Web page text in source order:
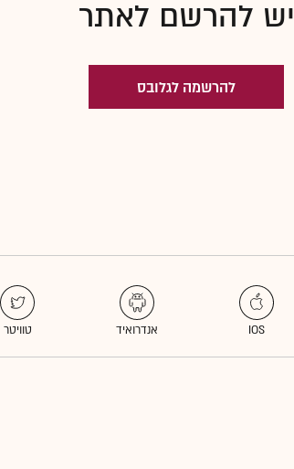
יש להרשם לאתר
להרשמה לגלובס